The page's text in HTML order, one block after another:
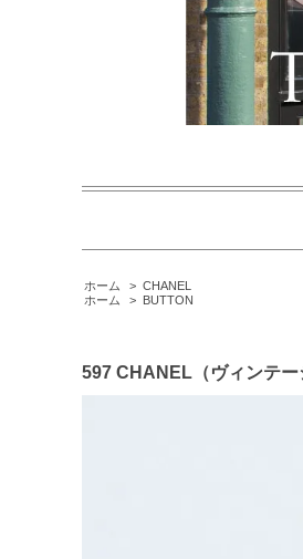
ホーム > CHANEL
ホーム
> BUTTON
597 CHANEL（ヴィンテ